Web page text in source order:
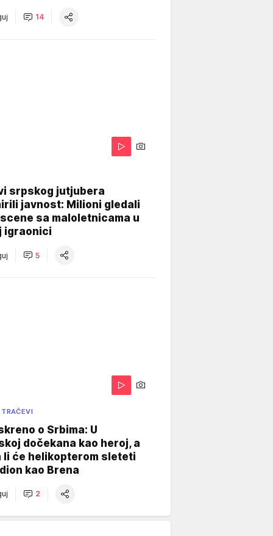
14
srpskog jutjubera
javnost: Milioni gledali
sa maloletnicama u
igraonici
5
o Srbima: U
dočekana kao heroj, a
li će helikopterom sleteti
kao Brena
2